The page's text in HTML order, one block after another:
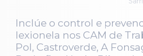
Inclúe o control e
lexionela nos CAM de
Pol, Castroverde, A